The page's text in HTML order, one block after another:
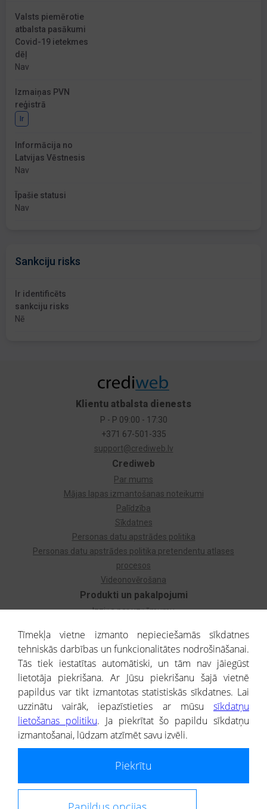
Valsts piemērotie
atbalsta pasākumi
Covid-19 ietekmes
dēļ
Nav
Izmaiņas PVN
reģistrā
Ir
Informācija no
Latvijas Vēstnesis
Nav
Īpašie statusi
Nav
Sankciju risks
Ir identificēts
sankciju risks
Nē
Produkti un pakalpojumi
Izziņa par uzņēmumu
Dzimtas koks
Uzņēmumu atlase
Monitorings
Kredītizziņa par ārvalstu uzņēmumiem
Crediweb
Par mums
Mājas lapas izmantošanas noteikumi
Palīdzība
Sīkdatnes
Personas datu apstrādes politika
Personas datu apstrādes politika pretendentu atlases
procesos
Videonovērošana
Klientu atbalsta dienests
P - P 09:00 - 17:30
+371 67-501-335
support@crediweb.lv
® CREDITREFORM Latvija
SIA
Portāla ietvaros saņemtajai informācijai ir uzziņas raksturs, un tai nav
atbildīgs par fizisko personu datu aizsardzības tiesiskā regulējuma, kā arī
Tīmekļa vietne izmanto nepieciešamās sīkdatnes
tehniskās darbības un funkcionalitātes nodrošināšanai.
Tās tiek iestatītas automātiski, un tām nav jāiegūst
lietotāja piekrišana. Ar Jūsu piekrišanu šajā vietnē
papildus var tikt izmantotas statistiskās sīkdatnes. Lai
uzzinātu vairāk, iepazīstieties ar mūsu sīkdatņu
lietošanas politiku. Ja piekrītat šo papildu sīkdatņu
izmantošanai, lūdzam atzīmēt savu izvēli.
Piekrītu